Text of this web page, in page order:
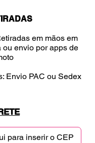
em mãos em
ou envio por apps de
Envio PAC ou Sedex
para inserir o CEP